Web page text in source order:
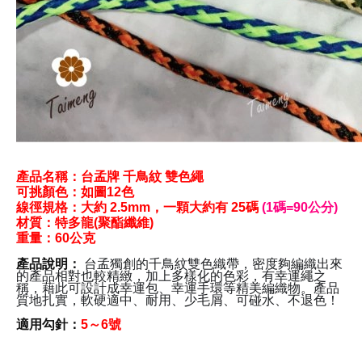
產品名稱： 台孟牌 千鳥紋 雙色繩
可挑顏色：如圖12色
線徑規格： 大約 2.5mm ， 一顆大約有 25碼 (1碼=90公分)
材質 ： 特多龍(聚酯纖維)
重量：60公克
產品說明：
台孟獨創的千鳥紋雙色織帶，密度夠編織出來
的產品相對也較精緻，加上多樣化的色彩，有幸運繩之
稱，藉此可設計成幸運包、幸運手環等精美編織物。產品
質地扎實，軟硬適中、耐用、少毛屑、可碰水、不退色！
適用勾針： 5～6號